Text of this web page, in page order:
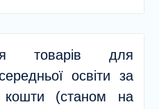
товарів для
освіти за
кошти (станом на